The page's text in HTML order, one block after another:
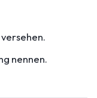
nennen.